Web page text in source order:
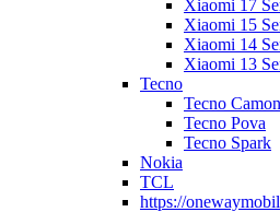
Xiaomi 17
Xiaomi 15
Xiaomi 14
Xiaomi 13
Tecno
Tecno Camon
Tecno Pova
Tecno Spark
Nokia
TCL
https://